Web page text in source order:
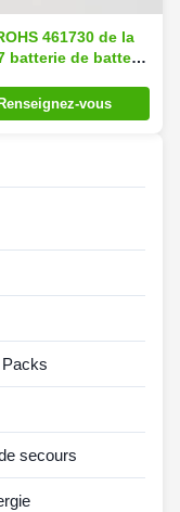
461730 de la
batterie de batterie
écouteur de
Renseignez-vous
secours